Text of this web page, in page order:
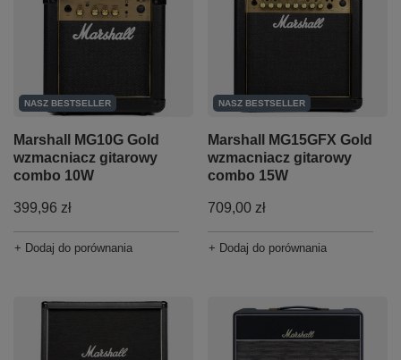
NASZ BESTSELLER
Marshall MG10G Gold
wzmacniacz gitarowy
combo 10W
399,96 zł
+ Dodaj do porównania
NASZ BESTSELLER
Marshall MG15GFX Gold
wzmacniacz gitarowy
combo 15W
709,00 zł
+ Dodaj do porównania